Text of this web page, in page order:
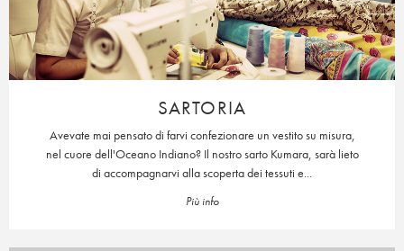
SARTORIA
Avevate mai pensato di farvi confezionare un vestito su misura,
nel cuore dell'Oceano Indiano? Il nostro sarto Kumara, sarà lieto
di accompagnarvi alla scoperta dei tessuti e...
Più info